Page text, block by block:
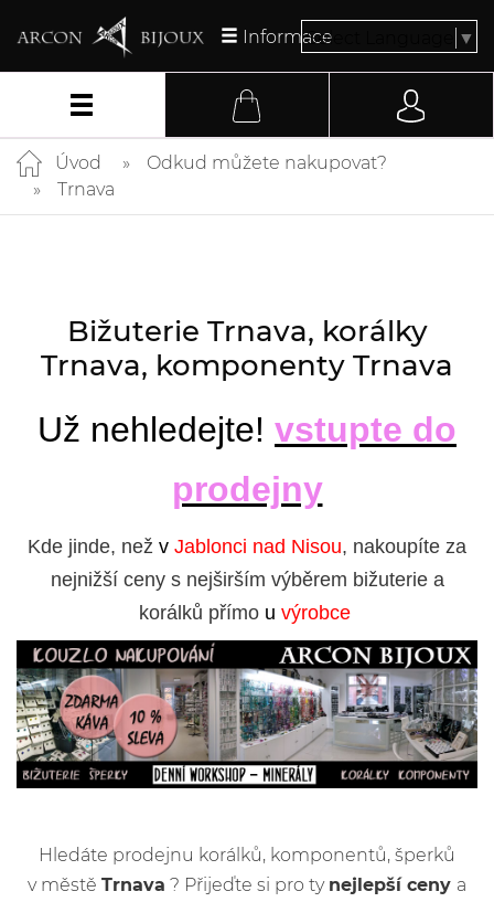
InformaceSelect Language ▼
Úvod
Odkud můžete nakupovat?
Trnava
Bižuterie Trnava, korálky
Trnava, komponenty Trnava
Už nehledejte! vstupte do
prodejny
Kde jinde, než v Jablonci nad Nisou, nakoupíte za
nejnižší ceny s nejširším výběrem bižuterie a
korálků přímo u výrobce
Hledáte prodejnu korálků, komponentů, šperků
v městě Trnava ? Přijeďte si pro ty nejlepší ceny a